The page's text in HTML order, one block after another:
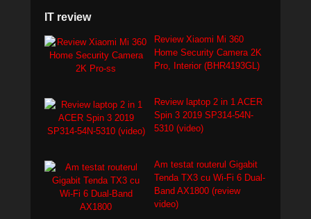
IT review
Review Xiaomi Mi 360
Home Security Camera 2K
Pro, Interior (BHR4193GL)
Review laptop 2 in 1 ACER
Spin 3 2019 SP314-54N-
5310 (video)
Am testat routerul Gigabit
Tenda TX3 cu Wi-Fi 6 Dual-
Band AX1800 (review
video)